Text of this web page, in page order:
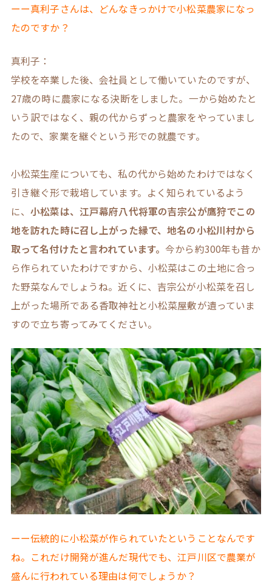
ーー真利子さんは、どんなきっかけで小松菜農家になっ
たのですか？
真利子：
学校を卒業した後、会社員として働いていたのですが、
27歳の時に農家になる決断をしました。一から始めたと
いう訳ではなく、親の代からずっと農家をやっていまし
たので、家業を継ぐという形での就農です。
小松菜生産についても、私の代から始めたわけではなく
引き継ぐ形で栽培しています。よく知られているよう
に、小松菜は、江戸幕府八代将軍の吉宗公が鷹狩でこの
地を訪れた時に召し上がった縁で、地名の小松川村から
取って名付けたと言われています。今から約300年も昔か
ら作られていたわけですから、小松菜はこの土地に合っ
た野菜なんでしょうね。近くに、吉宗公が小松菜を召し
上がった場所である香取神社と小松菜屋敷が遺っていま
すので立ち寄ってみてください。
ーー伝統的に小松菜が作られていたということなんです
ね。これだけ開発が進んだ現代でも、江戸川区で農業が
盛んに行われている理由は何でしょうか？